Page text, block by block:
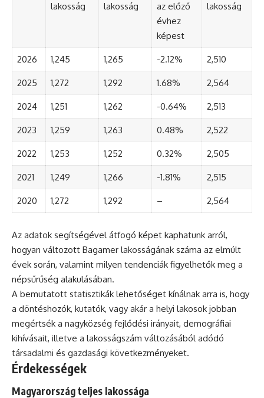
lakosság
lakosság
az előző
évhez
képest
lakosság
2026 1,245 1,265 -2.12% 2,510
2025 1,272 1,292 1.68% 2,564
2024 1,251 1,262 -0.64% 2,513
2023 1,259 1,263 0.48% 2,522
2022 1,253 1,252 0.32% 2,505
2021 1,249 1,266 -1.81% 2,515
2020 1,272 1,292 – 2,564
Az adatok segítségével átfogó képet kaphatunk arról,
hogyan változott Bagamer lakosságának száma az elmúlt
évek során, valamint milyen tendenciák figyelhetők meg a
népsűrűség alakulásában.
A bemutatott statisztikák lehetőséget kínálnak arra is, hogy
a döntéshozók, kutatók, vagy akár a helyi lakosok jobban
megértsék a nagyközség fejlődési irányait, demográfiai
kihívásait, illetve a lakosságszám változásából adódó
társadalmi és gazdasági következményeket.
Érdekességek
Magyarország teljes lakossága